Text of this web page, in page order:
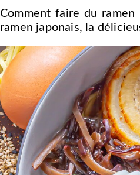
Comment faire du
ramen japonais, la